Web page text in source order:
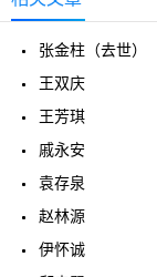
张金柱（去世）
王双庆
王芳琪
戚永安
袁存泉
赵林源
伊怀诚